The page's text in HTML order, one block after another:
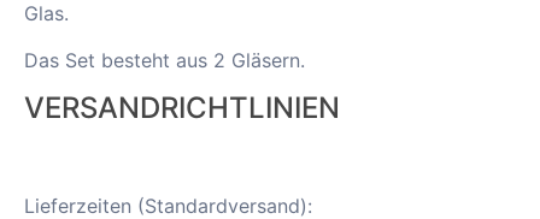
Glas.
Das Set besteht aus 2 Gläsern.
VERSANDRICHTLINIEN
Lieferzeiten (Standardversand):